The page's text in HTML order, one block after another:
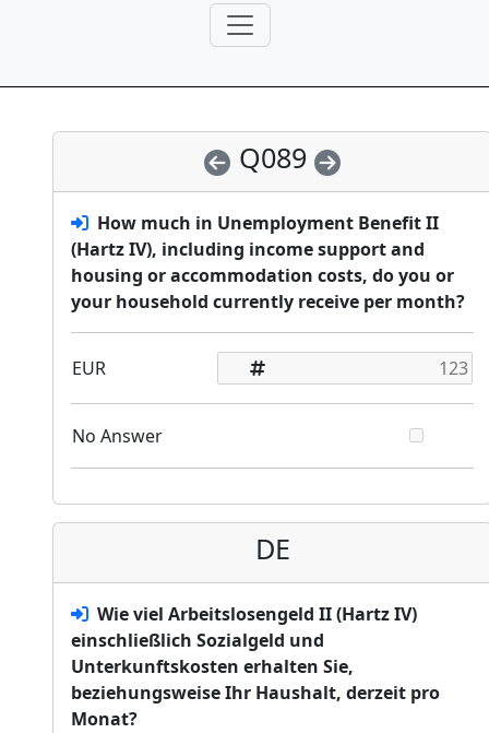
Q089
How much in Unemployment Benefit II
(Hartz IV), including income support and
housing or accommodation costs, do you or
your household currently receive per month?
EUR
No Answer
DE
Wie viel Arbeitslosengeld II (Hartz IV)
einschließlich Sozialgeld und
Unterkunftskosten erhalten Sie,
beziehungsweise Ihr Haushalt, derzeit pro
Monat?